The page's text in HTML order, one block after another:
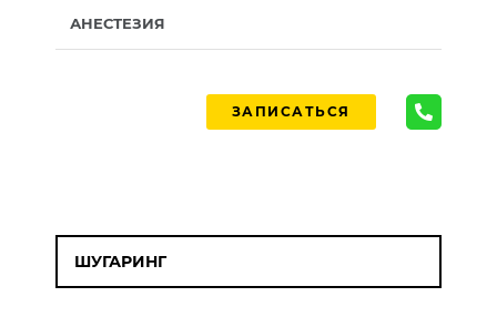
АНЕСТЕЗИЯ
ЗАПИСАТЬСЯ
ШУГАРИНГ